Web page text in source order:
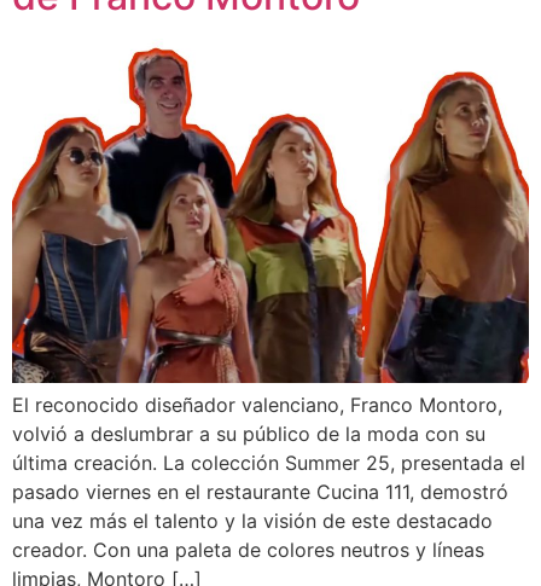
El reconocido diseñador valenciano, Franco Montoro,
volvió a deslumbrar a su público de la moda con su
última creación. La colección Summer 25, presentada el
pasado viernes en el restaurante Cucina 111, demostró
una vez más el talento y la visión de este destacado
creador. Con una paleta de colores neutros y líneas
limpias, Montoro […]